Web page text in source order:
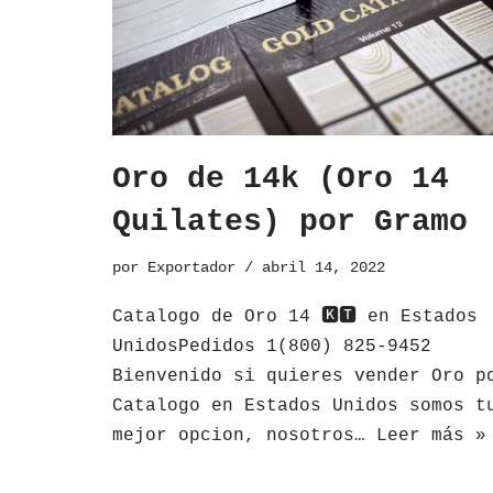
Oro de 14k (Oro 14
Quilates) por Gramo
por Exportador abril 14, 2022
Catalogo de Oro 14 🅺🆃 en Estados
UnidosPedidos 1(800) 825-9452
Bienvenido si quieres vender Oro
Catalogo en Estados Unidos somos
mejor opcion, nosotros… Leer más »